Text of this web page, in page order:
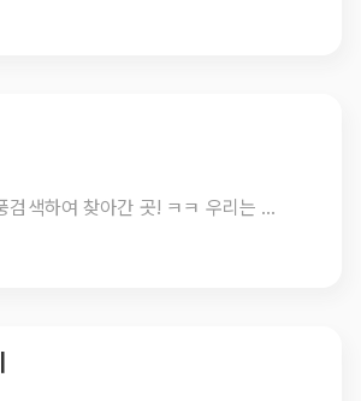
저번주에 가평 놀러갔다가 폭풍검색하여 찾아간 곳! ㅋㅋ 우리는 맛도 중요하지만 자연을 느끼고 싶어서 주변환경을 많이 고려하여 선택했는데 아주 좋았다는ㅋㅋ 진짜 산속에 있을 줄은 몰랐네요ㅋㅋ 그리고 맛도 좋았어요 눈이 별 모양 될 정도는 아니었지만 전체적으로 괜찮았다는~ 백숙은 국물이 끊일 수록 진하니 좋았고 도토리묵도 적절한 간에 맛있었다는~